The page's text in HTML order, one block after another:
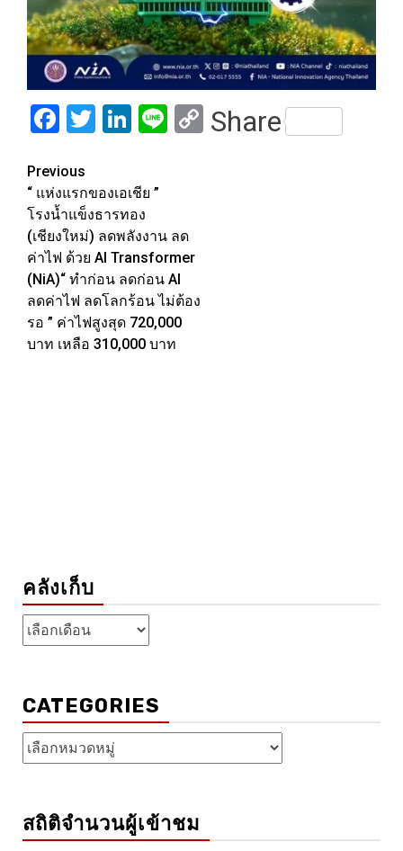
Facebook
Twitter
LinkedIn
LineCopy
Share
Post
navigation
Previous
“ แห่งแรกของเอเชีย ”
โรงน้ำแข็งธารทอง
(เชียงใหม่) ลดพลังงาน ลด
ค่าไฟ ด้วย AI Transformer
(NiA)“ ทำก่อน ลดก่อน AI
ลดค่าไฟ ลดโลกร้อน ไม่ต้อง
รอ ” ค่าไฟสูงสุด 720,000
บาท เหลือ 310,000 บาท
คลังเก็บ
คลัง
เก็บ
CATEGORIES
Categories
สถิติจำนวนผู้เข้าชม